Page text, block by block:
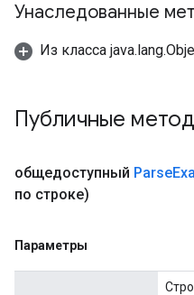
Унаследованные
Из класса
Публичные
общедоступный Parse
по строке)
Параметры